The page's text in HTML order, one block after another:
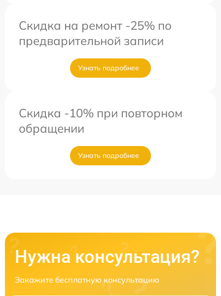
Скидка на ремонт -25% по
предварительной записи
Узнать подробнее
Скидка -10% при повторном
обращении
Узнать подробнее
Нужна консультация?
Закажите бесплатную консультацию